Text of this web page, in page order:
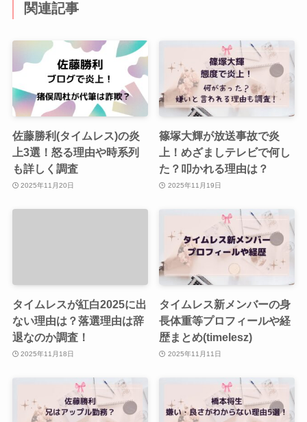
関連記事
佐藤勝利(タイムレス)の炎
上3選！怒る理由や時系列
も詳しく調査
2025年11月20日
篠塚大輝が放送事故で炎
上！めざましテレビで何し
た？叩かれる理由は？
2025年11月19日
タイムレスが紅白2025に出
ない理由は？落選理由は辞
退なのか調査！
2025年11月18日
タイムレス新メンバーの身
長体重等プロフィールや経
歴まとめ(timelesz)
2025年11月11日